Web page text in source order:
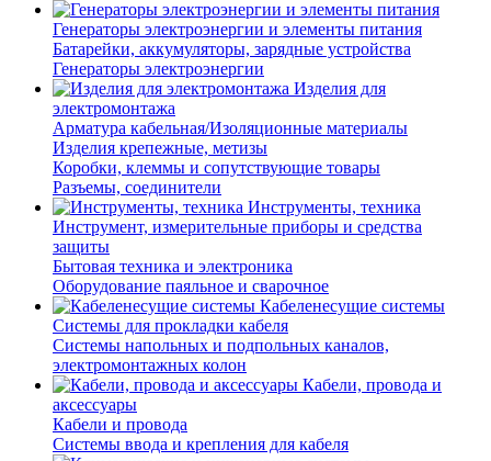
Генераторы электроэнергии и элементы питания
Батарейки, аккумуляторы, зарядные устройства
Генераторы электроэнергии
Изделия для
электромонтажа
Арматура кабельная/Изоляционные материалы
Изделия крепежные, метизы
Коробки, клеммы и сопутствующие товары
Разъемы, соединители
Инструменты, техника
Инструмент, измерительные приборы и средства
защиты
Бытовая техника и электроника
Оборудование паяльное и сварочное
Кабеленесущие системы
Системы для прокладки кабеля
Системы напольных и подпольных каналов,
электромонтажных колон
Кабели, провода и
аксессуары
Кабели и провода
Системы ввода и крепления для кабеля